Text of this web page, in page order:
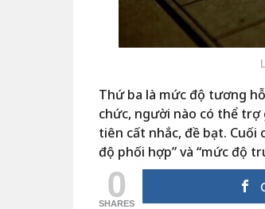
Thứ ba là mức độ tương
chức, người nào có thể
tiên cất nhắc, đề bạt. Cuối
độ phối hợp” và “mức độ
0
SHARES